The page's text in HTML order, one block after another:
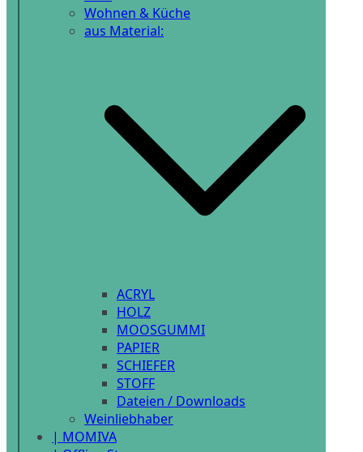
Wohnen & Küche
aus Material:
ACRYL
HOLZ
MOOSGUMMI
PAPIER
SCHIEFER
STOFF
Dateien / Downloads
Weinliebhaber
| MOMIVA